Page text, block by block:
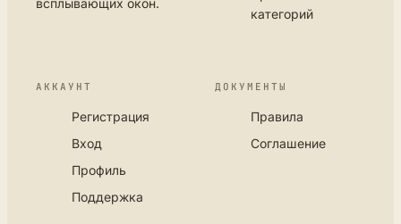
всплывающих окон.
категорий
АККАУНТ
Регистрация
Вход
Профиль
Поддержка
ДОКУМЕНТЫ
Правила
Соглашение